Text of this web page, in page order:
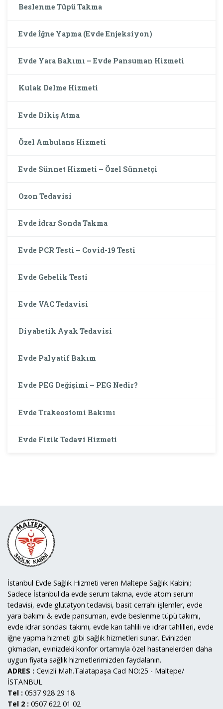
Beslenme Tüpü Takma
Evde İğne Yapma (Evde Enjeksiyon)
Evde Yara Bakımı – Evde Pansuman Hizmeti
Kulak Delme Hizmeti
Evde Dikiş Atma
Özel Ambulans Hizmeti
Evde Sünnet Hizmeti – Özel Sünnetçi
Ozon Tedavisi
Evde İdrar Sonda Takma
Evde PCR Testi – Covid-19 Testi
Evde Gebelik Testi
Evde VAC Tedavisi
Diyabetik Ayak Tedavisi
Evde Palyatif Bakım
Evde PEG Değişimi – PEG Nedir?
Evde Trakeostomi Bakımı
Evde Fizik Tedavi Hizmeti
İstanbul Evde Sağlık Hizmeti veren Maltepe Sağlık Kabini;
Sadece İstanbul'da evde serum takma, evde atom serum
tedavisi, evde glutatyon tedavisi, basit cerrahi işlemler, evde
yara bakımı & evde pansuman, evde beslenme tüpü takımı,
evde idrar sondası takımı, evde kan tahlili ve idrar tahlilleri, evde
iğne yapma hizmeti gibi sağlık hizmetleri sunar. Evinizden
çıkmadan, evinizdeki konfor ortamıyla özel hastanelerden daha
uygun fiyata sağlık hizmetlerimizden faydalanın.
ADRES : Cevizli Mah.Talatapaşa Cad NO:25 - Maltepe/
İSTANBUL
Tel : 0537 928 29 18
Tel 2 : 0507 622 01 02